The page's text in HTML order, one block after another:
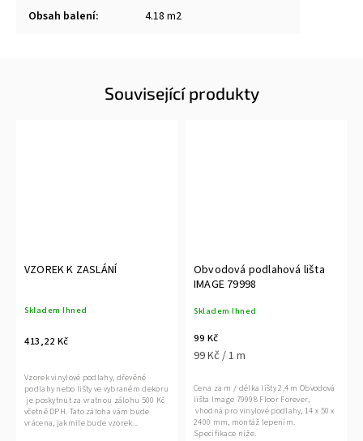
Obsah balení: 4.18 m2
Související produkty
VZOREK K ZASLÁNÍ
Skladem Ihned
413,22 Kč
Vzorek vinylové podlahy, dřevěné
podlahy nebo lišty ve vybraném dekoru
je poskytnut za vratnou zálohu 500 Kč
včetně DPH. Tato záloha vám bude
vrácena, jakmile bude vzorek...
Obvodová podlahová lišta
IMAGE 79998
Skladem Ihned
99 Kč
99 Kč / 1 m
Cena za m / délka lišty 2,4 m Obvodová
lišta Image 79998 Floor Forever,
vhodná pro vinylové podlahy, 14 x 50 x
2400 mm, montáž lepením.
Specifikace níže.